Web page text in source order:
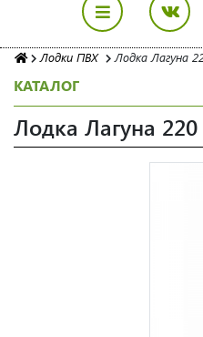
Лодки ПВХ Лодка Лагуна
КАТАЛОГ
Лодка Лагуна 220